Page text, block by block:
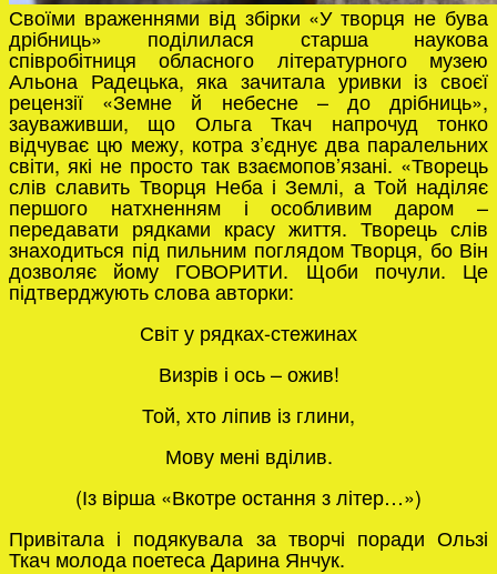
Своїми враженнями від збірки «У творця не бува
дрібниць» поділилася старша наукова
співробітниця обласного літературного музею
Альона Радецька, яка зачитала уривки із своєї
рецензії «Земне й небесне – до дрібниць»,
зауваживши, що Ольга Ткач напрочуд тонко
відчуває цю межу, котра з’єднує два паралельних
світи, які не просто так взаємопов’язані. «Творець
слів славить Творця Неба і Землі, а Той наділяє
першого натхненням і особливим даром –
передавати рядками красу життя. Творець слів
знаходиться під пильним поглядом Творця, бо Він
дозволяє йому ГОВОРИТИ. Щоби почули. Це
підтверджують слова авторки:
Світ у рядках-стежинах
Визрів і ось – ожив!
Той, хто ліпив із глини,
Мову мені вділив.
(Із вірша «Вкотре остання з літер…»)
Привітала і подякувала за творчі поради Ользі
Ткач молода поетеса Дарина Янчук.